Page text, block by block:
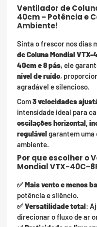
Ventilador de
40cm – Potência e
Ambiente!
Sinta o frescor nos dias
de Coluna Mondial VTX-
40cm e 8 pás, ele
nível de ruído,
agradável e silencioso.
Com3 velocidades
intensidade ideal para
oscilações horizontal,
regulávelgarantem
ambiente.
Por que escolher o
Mondial VTX-40C-
✅Mais vento e menos
potência e silêncio.
✅Versatilidade total:
direcionar o fluxo de ar